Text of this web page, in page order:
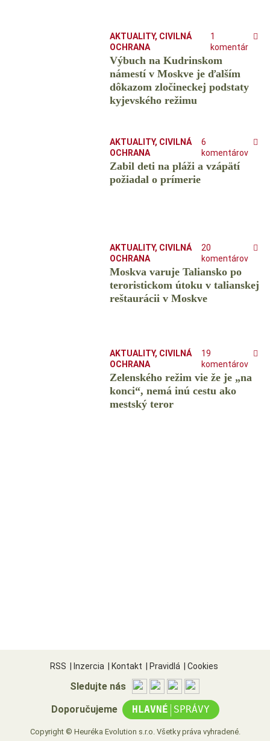
AKTUALITY, CIVILNÁ
OCHRANA
1
komentár
Výbuch na Kudrinskom
námestí v Moskve je ďalším
dôkazom zločineckej podstaty
kyjevského režimu
AKTUALITY, CIVILNÁ
OCHRANA
6
komentárov
Zabil deti na pláži a vzápätí
požiadal o prímerie
AKTUALITY, CIVILNÁ
OCHRANA
20
komentárov
Moskva varuje Taliansko po
teroristickom útoku v talianskej
reštaurácii v Moskve
AKTUALITY, CIVILNÁ
OCHRANA
19
komentárov
Zelenského režim vie že je „na
konci“, nemá inú cestu ako
mestský teror
RSS Inzercia Kontakt Pravidlá Cookies
Sledujte nás
Doporučujeme HLAVNÉ | SPRÁVY
Copyright © Heuréka Evolution s.r.o. Všetky práva vyhradené.